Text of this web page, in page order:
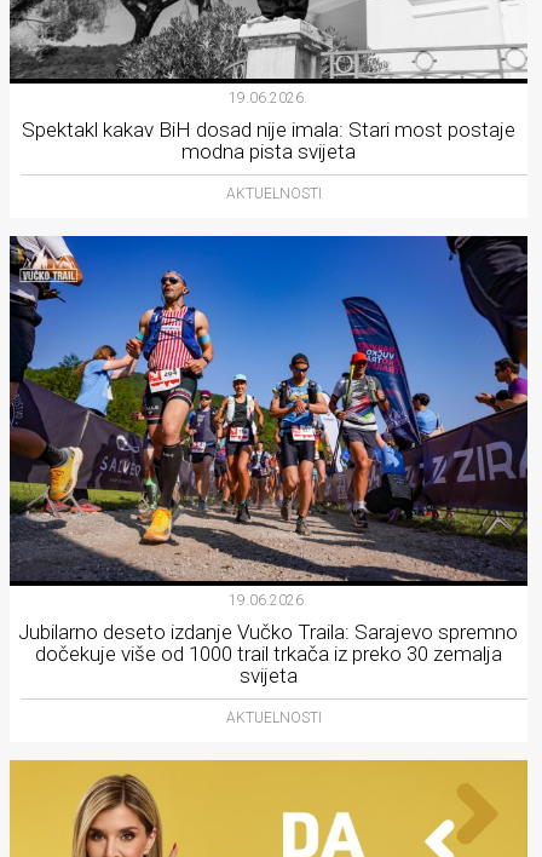
19.06.2026.
Spektakl kakav BiH dosad nije imala: Stari most postaje
modna pista svijeta
AKTUELNOSTI
19.06.2026.
Jubilarno deseto izdanje Vučko Traila: Sarajevo spremno
dočekuje više od 1000 trail trkača iz preko 30 zemalja
svijeta
AKTUELNOSTI